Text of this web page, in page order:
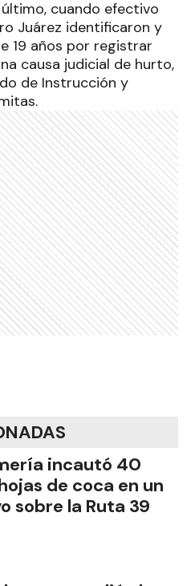
cuando efectivo
Juárez identificaron y
19 años por registrar
causa judicial de hurto,
de Instrucción y
incautó 40
de coca en un
sobre la Ruta 39